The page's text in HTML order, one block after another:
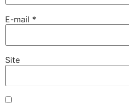
E-mail *
Site